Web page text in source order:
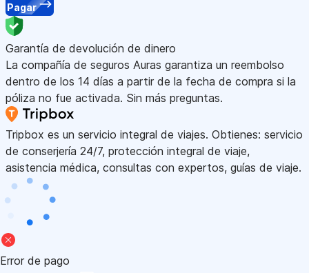
Pagar
Garantía de devolución de dinero
La compañía de seguros Auras garantiza un reembolso
dentro de los 14 días a partir de la fecha de compra si la
póliza no fue activada. Sin más preguntas.
Tripbox es un servicio integral de viajes. Obtienes: servicio
de conserjería 24/7, protección integral de viaje,
asistencia médica, consultas con expertos, guías de viaje.
Error de pago